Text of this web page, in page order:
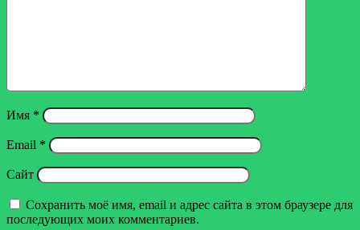
Имя *
Email *
Сайт
Сохранить моё имя, email и адрес сайта в этом браузере для
последующих моих комментариев.